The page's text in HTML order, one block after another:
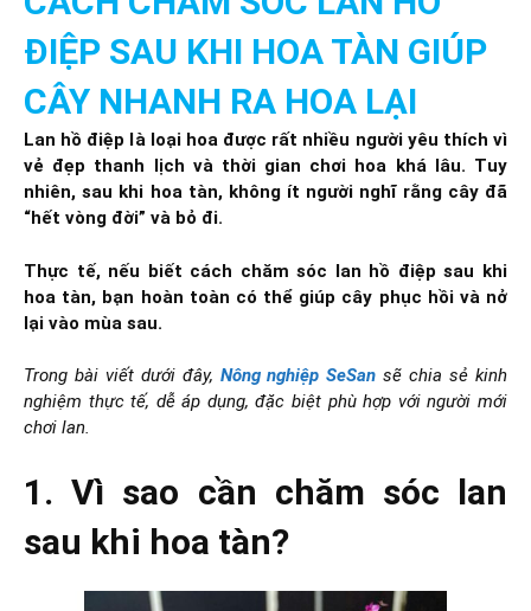
ĐIỆP SAU KHI HOA TÀN GIÚP
CÂY NHANH RA HOA LẠI
Lan hồ điệp là loại hoa được rất nhiều người yêu thích vì
vẻ đẹp thanh lịch và thời gian chơi hoa khá lâu. Tuy
nhiên, sau khi hoa tàn, không ít người nghĩ rằng cây đã
“hết vòng đời” và bỏ đi.
Thực tế, nếu biết cách chăm sóc lan hồ điệp sau khi
hoa tàn, bạn hoàn toàn có thể giúp cây phục hồi và nở
lại vào mùa sau.
Trong bài viết dưới đây, Nông nghiệp SeSan sẽ chia sẻ kinh
nghiệm thực tế, dễ áp dụng, đặc biệt phù hợp với người mới
chơi lan.
1. Vì sao cần chăm sóc lan
sau khi hoa tàn?